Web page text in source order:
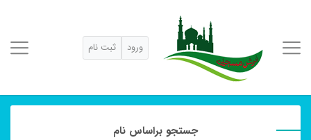
ورود ثبت نام
جستجو براساس نام